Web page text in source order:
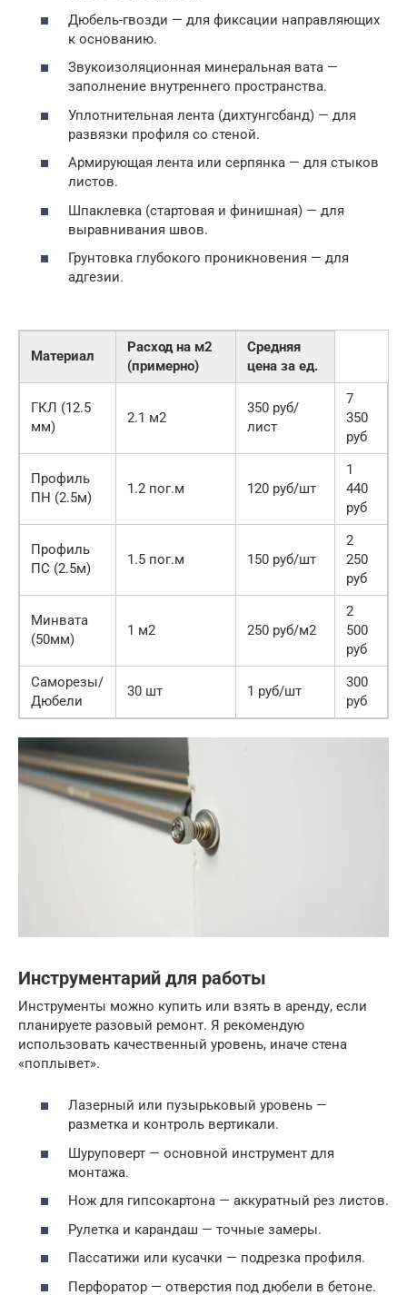
Дюбель-гвозди — для фиксации направляющих
к основанию.
Звукоизоляционная минеральная вата —
заполнение внутреннего пространства.
Уплотнительная лента (дихтунгсбанд) — для
развязки профиля со стеной.
Армирующая лента или серпянка — для стыков
листов.
Шпаклевка (стартовая и финишная) — для
выравнивания швов.
Грунтовка глубокого проникновения — для
адгезии.
Материал
Расход на м2
(примерно)
Средняя
цена за ед.
ГКЛ (12.5
мм)
2.1 м2
350 руб/
лист
7
350
руб
Профиль
ПН (2.5м)
1.2 пог.м 120 руб/шт
1
440
руб
Профиль
ПС (2.5м)
1.5 пог.м 150 руб/шт
2
250
руб
Минвата
(50мм)
1 м2 250 руб/м2
2
500
руб
Саморезы/
Дюбели
30 шт 1 руб/шт
300
руб
Инструментарий для работы
Инструменты можно купить или взять в аренду, если
планируете разовый ремонт. Я рекомендую
использовать качественный уровень, иначе стена
«поплывет».
Лазерный или пузырьковый уровень —
разметка и контроль вертикали.
Шуруповерт — основной инструмент для
монтажа.
Нож для гипсокартона — аккуратный рез листов.
Рулетка и карандаш — точные замеры.
Пассатижи или кусачки — подрезка профиля.
Перфоратор — отверстия под дюбели в бетоне.